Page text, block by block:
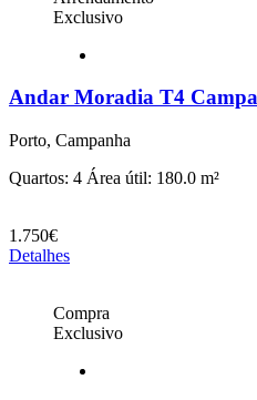
Exclusivo
Andar Moradia T4
Porto, Campanha
Quartos: 4 Área útil: 180.0 m²
1.750€
Detalhes
Compra
Exclusivo